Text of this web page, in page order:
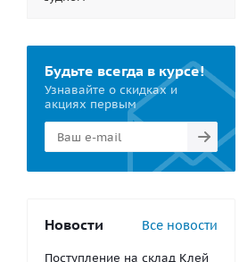
Будьте всегда в курсе!
Узнавайте о скидках и
акциях первым
Новости Все новости
Поступление на склад Клей